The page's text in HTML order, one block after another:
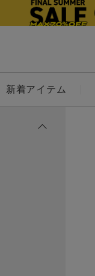
新着アイテム
キーワード